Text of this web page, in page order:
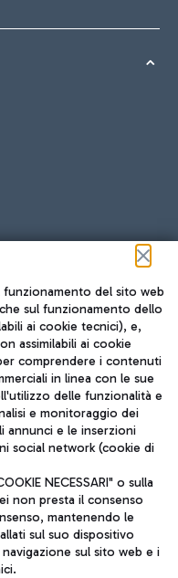
a direzione e
del sito web
sul funzionamento dello
ai cookie tecnici), e,
assimilabili ai cookie
comprendere i contenuti
in linea con le sue
delle funzionalità e
e monitoraggio dei
annunci e le inserzioni
social network (cookie di
NECESSARI" o sulla
non presta il consenso
mantenendo le
sul suo dispositivo
sul sito web e i